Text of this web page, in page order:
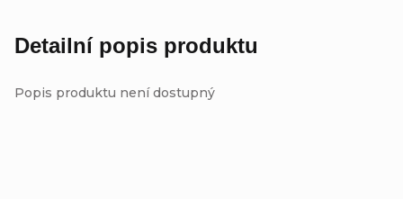
Detailní popis produktu
Popis produktu není dostupný